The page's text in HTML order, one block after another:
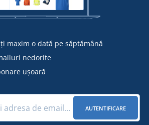
maxim o dată pe săptămână
nedorite
ușoară
AUTENTIFICARE